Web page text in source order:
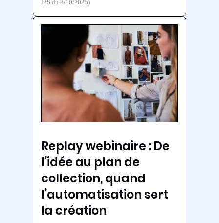
J2S du 8/10/2025)
Replay webinaire : De
l’idée au plan de
collection, quand
l’automatisation sert
la création